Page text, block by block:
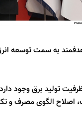
به سمت توسعه
استان اظهار کرد: در استان حدود ۳۵۰۰
اصلاح الگوی مصرف و